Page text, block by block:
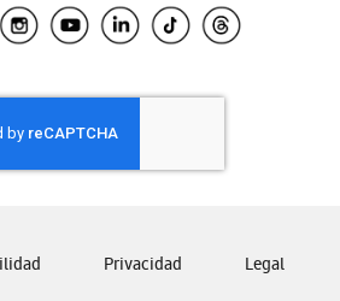
El Salvador
Honduras
Nicaragua
Panamá
Venezuela
Privacidad Legal